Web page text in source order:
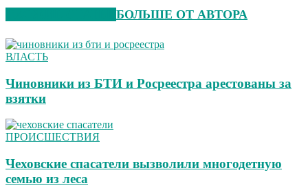
БОЛЬШЕ ОТ АВТОРА
ВЛАСТЬ
Чиновники из БТИ и Росреестра арестованы за
взятки
ПРОИСШЕСТВИЯ
Чеховские спасатели вызволили многодетную
семью из леса